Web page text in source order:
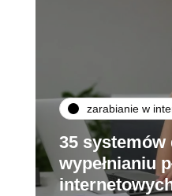
zarabianie w
35 systemów
wypełnianiu